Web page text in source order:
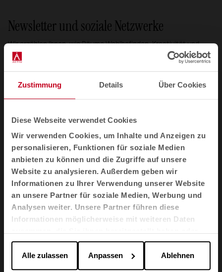
Zustimmung Details Über Cookies
Diese Webseite verwendet Cookies
Wir verwenden Cookies, um Inhalte und Anzeigen zu
personalisieren, Funktionen für soziale Medien
anbieten zu können und die Zugriffe auf unsere
Website zu analysieren. Außerdem geben wir
Informationen zu Ihrer Verwendung unserer Website
an unsere Partner für soziale Medien, Werbung und
Analysen weiter. Unsere Partner führen diese
Informationen möglicherweise mit weiteren Daten
die sie im Rahmen Ihrer Nutzung der Dienste
gesammelt haben.
Alle zulassen Anpassen Ablehnen
Produkte
Tische und Schreibtische
Sessel und Sofas
Newsletter und soziale Netzwerke
Wir erzählen Ihnen, wie Räume Wohlbefinden, Kreativität und
Produktivität neu definieren: neue Kollektionen, Artikel,
Veranstaltungen und mehr.
Ich habe die Datenschutzpolitikgelesen und akzeptiere sie
DE